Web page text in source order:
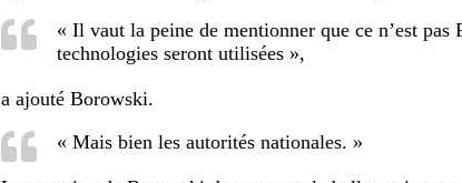
« Il vaut la peine de mentionner que ce n’est pas
technologies seront utilisées »,
a ajouté Borowski.
« Mais bien les autorités nationales. »